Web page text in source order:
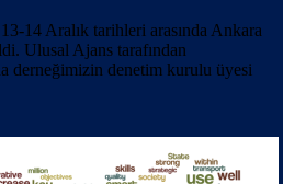
14 Aralık tarihleri arasında Ankara
Ulusal Ajans tarafından
derneğimizin denetim kurulu üyesi